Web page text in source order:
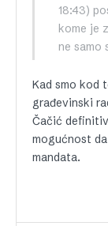
18:43)
kome je
ne samo
Kad smo kod
građevinski
Čačić
mogućnost
mandata.